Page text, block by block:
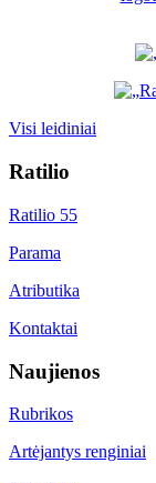
Visi leidiniai
Ratilio
Ratilio 55
Parama
Atributika
Kontaktai
Naujienos
Rubrikos
Artėjantys renginiai